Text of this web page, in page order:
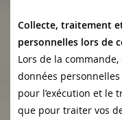
Collecte, traitement
personnelles lors de
Lors de la
données
pour l’exécution et le
que pour traiter vos